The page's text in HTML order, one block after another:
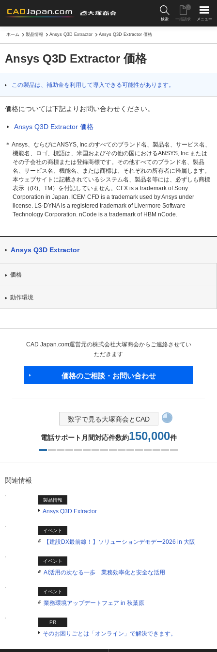
検索 一括請求
0
メニュー
ホーム 製品情報 Ansys Q3D Extractor Ansys Q3D Extractor 価格
Ansys Q3D Extractor 価格
この製品は、補助金を利用して導入できる可能性があります。
価格については下記よりお問い合わせください。
Ansys Q3D Extractor 価格
＊ Ansys、ならびにANSYS, Inc.のすべてのブランド名、製品名、サービス名、
機能名、ロゴ、標語は、米国およびその他の国におけるANSYS, Inc.または
その子会社の商標または登録商標です。その他すべてのブランド名、製品
名、サービス名、機能名、または商標は、それぞれの所有者に帰属します。
本ウェブサイトに記載されているシステム名、製品名等には、必ずしも商標
表示（(R)、TM）を付記していません。CFX is a trademark of Sony
Corporation in Japan. ICEM CFD is a trademark used by Ansys under
license. LS-DYNA is a registered trademark of Livermore Software
Technology Corporation. nCode is a trademark of HBM nCode.
Ansys Q3D Extractor
価格
動作環境
CAD Japan.com運営元の株式会社大塚商会からご連絡させてい
ただきます
価格のご相談・お問い合わせ
数字で見る大塚商会とCAD
電話サポート月間対応件数約150,000件
関連情報
製品情報
Ansys Q3D Extractor
イベント
【建設DX最前線！】ソリューションデモデー2026 in 大阪
イベント
AI活用の次なる一歩 業務効率化と安全な活用
イベント
業務環境アップデートフェア in 秋葉原
PR
そのお困りごとは「オンライン」で解決できます。